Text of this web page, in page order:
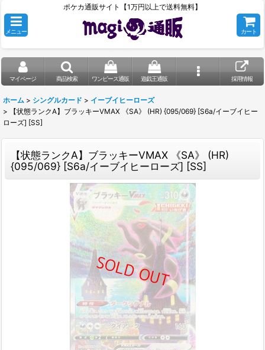
ポケカ通販サイト【1万円以上で送料無料】
メニュー カート
マイページ 商品検索 ワンピース通販 遊戯王通販 採用情報
ホーム > シングルカード > イーブイヒーローズ
>
【状態ランクA】ブラッキーVMAX 《SA》 (HR) {095/069} [S6a/イーブイヒー
ローズ] [SS]
【状態ランクA】ブラッキーVMAX 《SA》 (HR)
{095/069} [S6a/イーブイヒーローズ] [SS]